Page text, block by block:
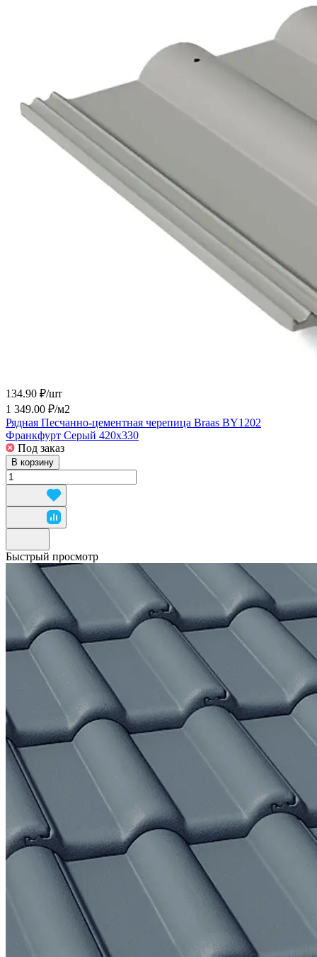
134.90 ₽/шт
1 349.00 ₽/м2
Рядная Песчанно-цементная черепица Braas BY1202
Франкфурт Серый 420х330
Под заказ
В корзину
Быстрый просмотр